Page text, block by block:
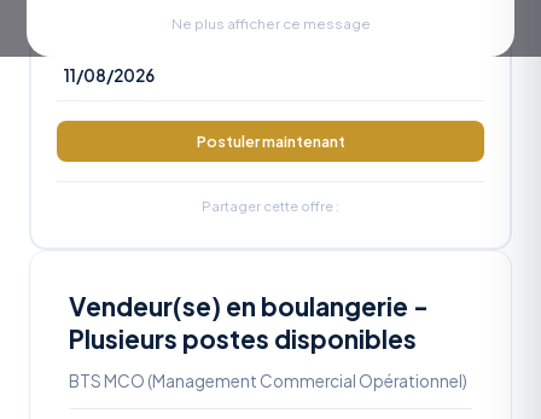
Ne plus afficher ce message
Vendeur(se) en boulangerie -
Plusieurs postes disponibles
BTS MCO (Management Commercial Opérationnel)
11/08/2026
Postuler maintenant
Partager cette offre :